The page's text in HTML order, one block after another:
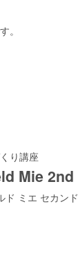
。
り講座
Mie 2nd
ド ミエ セカンド